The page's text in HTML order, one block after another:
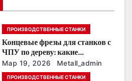
ПРОИЗВОДСТВЕННЫЕ СТАНКИ
Концевые фрезы для станков с
ЧПУ по дереву: какие
выбирать для 3D‑резьбы,
фасадов и панно
Мар 19, 2026 Metall_admin
ПРОИЗВОДСТВЕННЫЕ СТАНКИ